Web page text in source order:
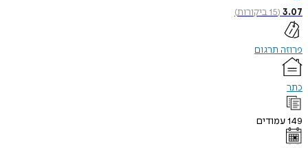
3.07
(
15ביקורות)
פרוזה תרגום
כתר
149עמודים